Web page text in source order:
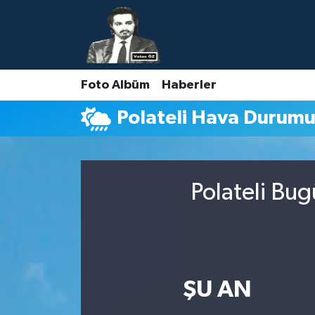
Foto Albüm Haberler
Polateli Hava Durumu
Polateli
ŞU AN
Nöbetçi Eczaneler
Hava Durumu
Namaz Vakitleri
Trafik Durumu
Süper Lig Puan Durumu ve Fikstür